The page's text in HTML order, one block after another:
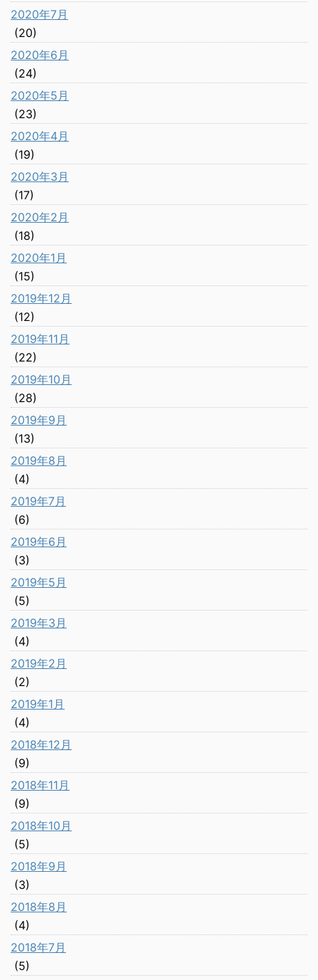
2020年7月
(20)
2020年6月
(24)
2020年5月
(23)
2020年4月
(19)
2020年3月
(17)
2020年2月
(18)
2020年1月
(15)
2019年12月
(12)
2019年11月
(22)
2019年10月
(28)
2019年9月
(13)
2019年8月
(4)
2019年7月
(6)
2019年6月
(3)
2019年5月
(5)
2019年3月
(4)
2019年2月
(2)
2019年1月
(4)
2018年12月
(9)
2018年11月
(9)
2018年10月
(5)
2018年9月
(3)
2018年8月
(4)
2018年7月
(5)